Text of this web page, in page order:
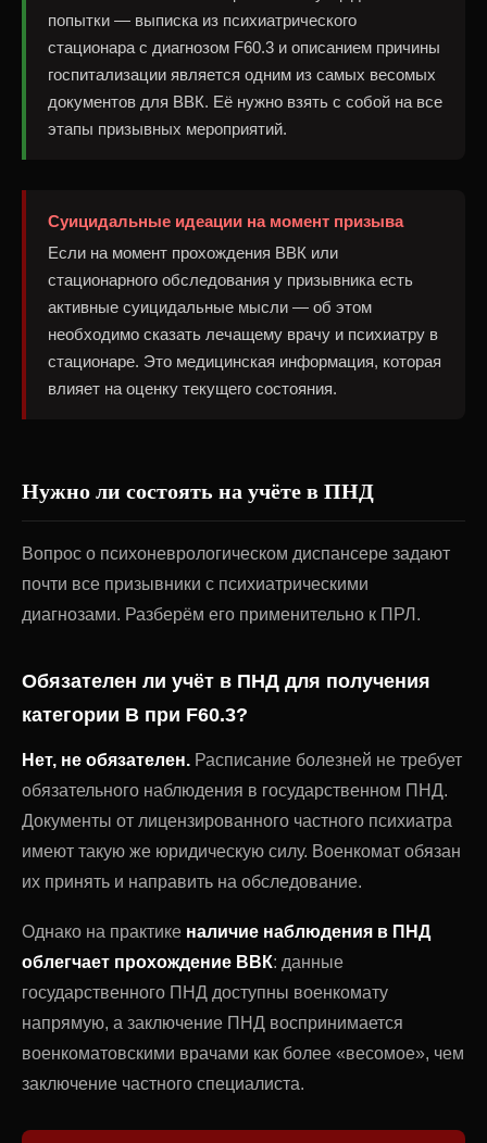
попытки — выписка из психиатрического
стационара с диагнозом F60.3 и описанием причины
госпитализации является одним из самых весомых
документов для ВВК. Её нужно взять с собой на все
этапы призывных мероприятий.
Суицидальные идеации на момент призыва
Если на момент прохождения ВВК или
стационарного обследования у призывника есть
активные суицидальные мысли — об этом
необходимо сказать лечащему врачу и психиатру в
стационаре. Это медицинская информация, которая
влияет на оценку текущего состояния.
Нужно ли состоять на учёте в ПНД
Вопрос о психоневрологическом диспансере задают
почти все призывники с психиатрическими
диагнозами. Разберём его применительно к ПРЛ.
Обязателен ли учёт в ПНД для получения
категории В при F60.3?
Нет, не обязателен. Расписание болезней не требует
обязательного наблюдения в государственном ПНД.
Документы от лицензированного частного психиатра
имеют такую же юридическую силу. Военкомат обязан
их принять и направить на обследование.
Однако на практике наличие наблюдения в ПНД
облегчает прохождение ВВК: данные
государственного ПНД доступны военкомату
напрямую, а заключение ПНД воспринимается
военкоматовскими врачами как более «весомое», чем
заключение частного специалиста.